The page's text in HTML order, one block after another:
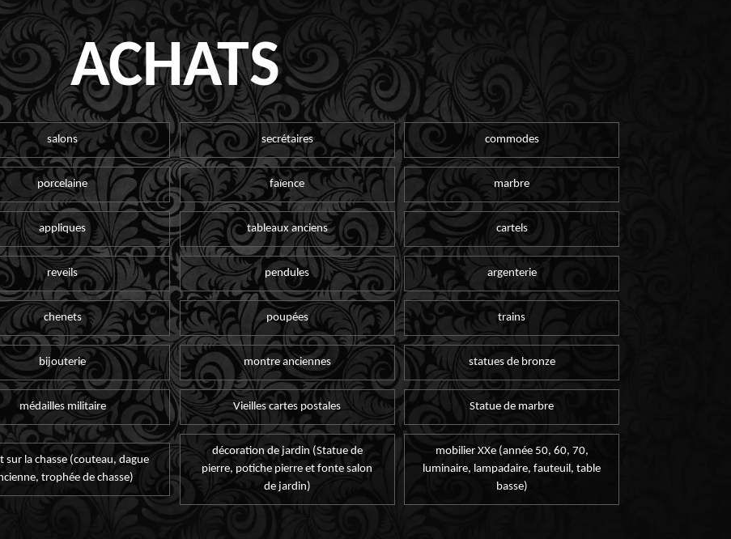
ACHATS
salons secrétaires commodes
porcelaine faïence marbre
appliques tableaux anciens cartels
reveils pendules argenterie
chenets poupées trains
bijouterie montre anciennes statues de bronze
médailles militaire Vieilles cartes postales Statue de marbre
sur la chasse (couteau, dague
trophée de chasse)
décoration de jardin (Statue de
pierre, potiche pierre et fonte salon
de jardin)
mobilier XXe (année 50, 60, 70,
luminaire, lampadaire, fauteuil, table
basse)